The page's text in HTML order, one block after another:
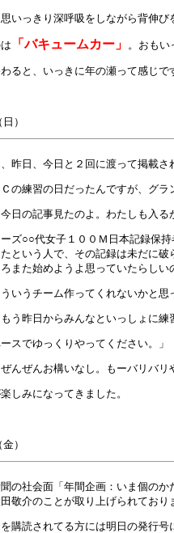
いっきり深呼吸をしながら背伸び
「バキュームカー」 。おもい
ると、いっきに年の瀬って感じで
）
昨日、今日と２回に渡って掲載さ
の練習の日だったんですが、グ
日の記事見たのよ。わたしも入る
ズ○○代女子１００Ｍ日本記録保
という人で、その記録は未だに
また始めようよ思っていたらしい
いうチーム作ってくれないかと思
う昨日からみんなといっしょに練
スでゆっくりやってください。」
んぜんお構いなし。もーバリバリ
しみになってきました。
）
の社会面「年間企画：いま個の
敬介のことが取り上げられており
購読されてる方には明日の発行